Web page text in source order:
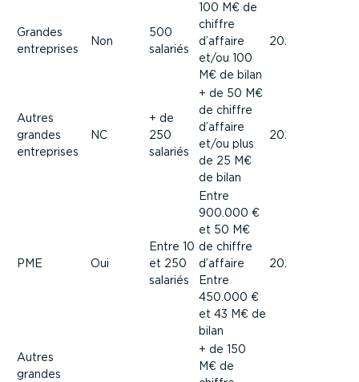
Grandes
entreprises
Non
500
salariés
100 M€ de
chiffre
d’affaire
et/ou 100
M€ de bilan
2025
Autres
grandes
entreprises
NC
+ de
250
salariés
+ de 50 M€
de chiffre
d’affaire
et/ou plus
de 25 M€
de bilan
2026
PME Oui
Entre 10
et 250
salariés
Entre
900.000 €
et 50 M€
de chiffre
d’affaire
Entre
450.000 €
et 43 M€ de
bilan
2027
Autres
grandes
+ de 150
M€ de